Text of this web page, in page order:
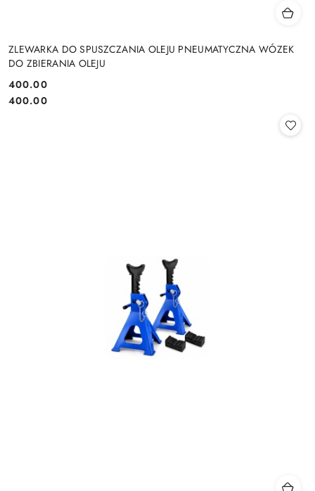
ZLEWARKA DO SPUSZCZANIA OLEJU PNEUMATYCZNA WÓZEK
DO ZBIERANIA OLEJU
Cena:
400.00
Cena:
400.00